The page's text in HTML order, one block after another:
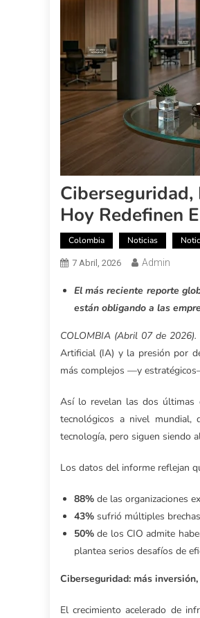
Ciberseguridad,
Hoy Redefinen
Colombia Noticias
7 Abril, 2026 Admin
El más reciente reporte
están obligando a las
COLOMBIA (Abril 07 de
Artificial (IA) y la presión por
más complejos —y
Así lo revelan las dos últimas
tecnológicos a nivel mundial,
tecnología, pero siguen siendo
Los datos del informe reflejan
88% de las organizaciones
43% sufrió múltiples
50% de los CIO admite
plantea serios desafíos de
Ciberseguridad: más
El crecimiento acelerado de